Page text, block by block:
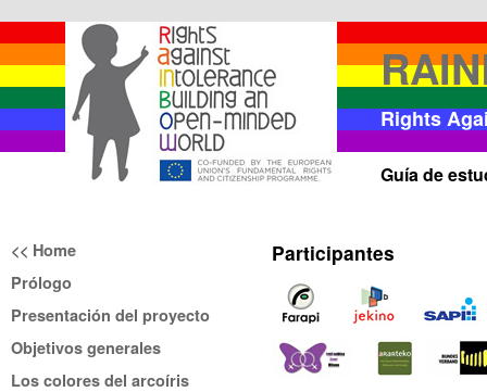
Rights
Guía de
<< Home
Prólogo
Presentación del proyecto
Objetivos generales
Los colores del arcoíris
Participantes